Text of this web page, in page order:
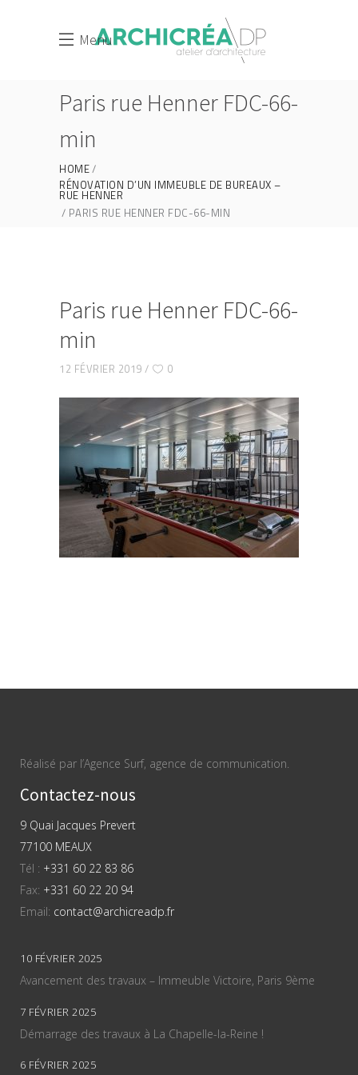
Menu
Paris rue Henner FDC-66-
min
HOME
RÉNOVATION D’UN IMMEUBLE DE BUREAUX –
RUE HENNER
PARIS RUE HENNER FDC-66-MIN
Paris rue Henner FDC-66-
min
12 FÉVRIER 2019 0
Réalisé par l’Agence Surf, agence de communication.
Contactez-nous
9 Quai Jacques Prevert
77100 MEAUX
Tél : +331 60 22 83 86
Fax: +331 60 22 20 94
Email: contact@archicreadp.fr
10 FÉVRIER 2025
Avancement des travaux – Immeuble Victoire, Paris 9ème
7 FÉVRIER 2025
Démarrage des travaux à La Chapelle-la-Reine !
6 FÉVRIER 2025